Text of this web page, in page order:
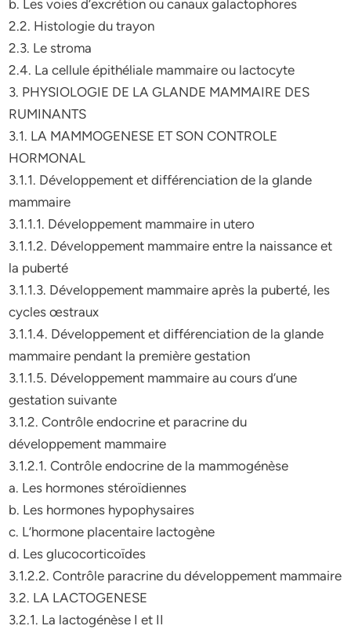
b. Les voies d’excrétion ou canaux galactophores
2.2. Histologie du trayon
2.3. Le stroma
2.4. La cellule épithéliale mammaire ou lactocyte
3. PHYSIOLOGIE DE LA GLANDE MAMMAIRE DES
RUMINANTS
3.1. LA MAMMOGENESE ET SON CONTROLE
HORMONAL
3.1.1. Développement et différenciation de la glande
mammaire
3.1.1.1. Développement mammaire in utero
3.1.1.2. Développement mammaire entre la naissance et
la puberté
3.1.1.3. Développement mammaire après la puberté, les
cycles œstraux
3.1.1.4. Développement et différenciation de la glande
mammaire pendant la première gestation
3.1.1.5. Développement mammaire au cours d’une
gestation suivante
3.1.2. Contrôle endocrine et paracrine du
développement mammaire
3.1.2.1. Contrôle endocrine de la mammogénèse
a. Les hormones stéroïdiennes
b. Les hormones hypophysaires
c. L’hormone placentaire lactogène
d. Les glucocorticoïdes
3.1.2.2. Contrôle paracrine du développement mammaire
3.2. LA LACTOGENESE
3.2.1. La lactogénèse I et II